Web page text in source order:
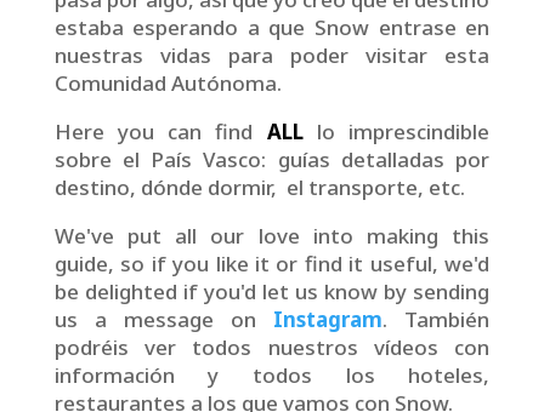
estaba esperando a que Snow entrase en
nuestras vidas para poder visitar esta
Comunidad Autónoma.
Here you can find ALL lo imprescindible
sobre el País Vasco: guías detalladas por
destino, dónde dormir, el transporte, etc.
We've put all our love into making this
guide, so if you like it or find it useful, we'd
be delighted if you'd let us know by sending
us a message on Instagram. También
podréis ver todos nuestros vídeos con
información y todos los hoteles,
restaurantes a los que vamos con Snow.